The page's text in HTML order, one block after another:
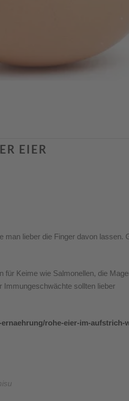
EIER
lieber die Finger davon lassen.
für Keime wie Salmonellen, die
Immungeschwächte sollten lieber
rohe-eier-im-aufstrich-